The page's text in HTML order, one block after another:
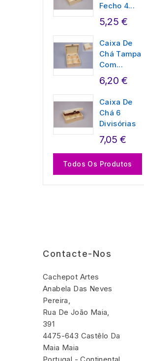
Fecho 4...
5,25 €
Caixa De
Chá Tampa
Com...
6,20 €
Caixa De
Chá 6
Divisórias
7,05 €
Todos Os Produtos
Contacte-Nos
Cachepot Artes
Anabela Das Neves
Pereira,
Rua De João Maia,
391
4475-643 Castêlo Da
Maia Maia